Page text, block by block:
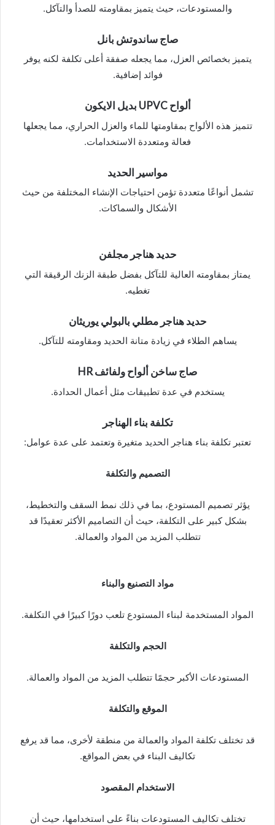
والمستودعات، حيث يتميز بمقاومته للصدأ والتآكل.
صاج ساندوتش بانل
يتميز بخصائص العزل، مما يجعله صفقة أعلى تكلفة لكنه يوفر
فوائد إضافية.
ألواح UPVC بديل الايكون
تتميز هذه الألواح بمقاومتها للماء والعزل الحراري، مما يجعلها
فعالة ومتعددة الاستخدامات.
مواسير الحديد
تشمل أنواعًا متعددة تؤمن احتياجات الإنشاء المختلفة من حيث
الأشكال والسماكات.
حديد هناجر مجلفن
يمتاز بمقاومته العالية للتآكل بفضل طبقة الزنك الرقيقة التي
تغطيه.
حديد هناجر مطلي بالبولي يوريثان
يساهم الطلاء في زيادة متانة الحديد ومقاومته للتآكل.
صاج ساخن ألواح ولفائف HR
يستخدم في عدة تطبيقات مثل أعمال الحدادة.
تكلفة بناء الهناجر
تعتبر تكلفة بناء هناجر الحديد متغيرة وتعتمد على عدة عوامل:
التصميم والتكلفة
يؤثر تصميم المستودع، بما في ذلك نمط السقف والتخطيط،
بشكل كبير على التكلفة، حيث أن التصاميم الأكثر تعقيدًا قد
تتطلب المزيد من المواد والعمالة.
مواد التصنيع والبناء
المواد المستخدمة لبناء المستودع تلعب دورًا كبيرًا في التكلفة.
الحجم والتكلفة
المستودعات الأكبر حجمًا تتطلب المزيد من المواد والعمالة.
الموقع والتكلفة
قد تختلف تكلفة المواد والعمالة من منطقة لأخرى، مما قد يرفع
تكاليف البناء في بعض المواقع.
الاستخدام المقصود
تختلف تكاليف المستودعات بناءً على استخدامها، حيث أن